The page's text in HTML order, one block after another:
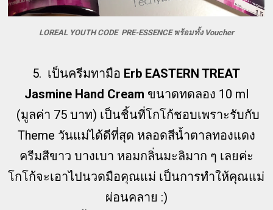
LOREAL YOUTH CODE PRE-ESSENCE พร้อมทั้ง Voucher
5. เป็นครีมทามือ Erb EASTERN TREAT
Jasmine Hand Cream ขนาดทดลอง 10 ml
(มูลค่า 75 บาท) เป็นชิ้นที่โกโก้ชอบเพราะรับกับ
Theme วันแม่ได้ดีที่สุด หลอดสีน้ำตาลทองแดง
ครีมสีขาว บางเบา หอมกลิ่นมะลิมาก ๆ เลยค่ะ
โกโก้จะเอาไปนวดมือคุณแม่ เป็นการทำให้คุณแม่
ผ่อนคลาย :)